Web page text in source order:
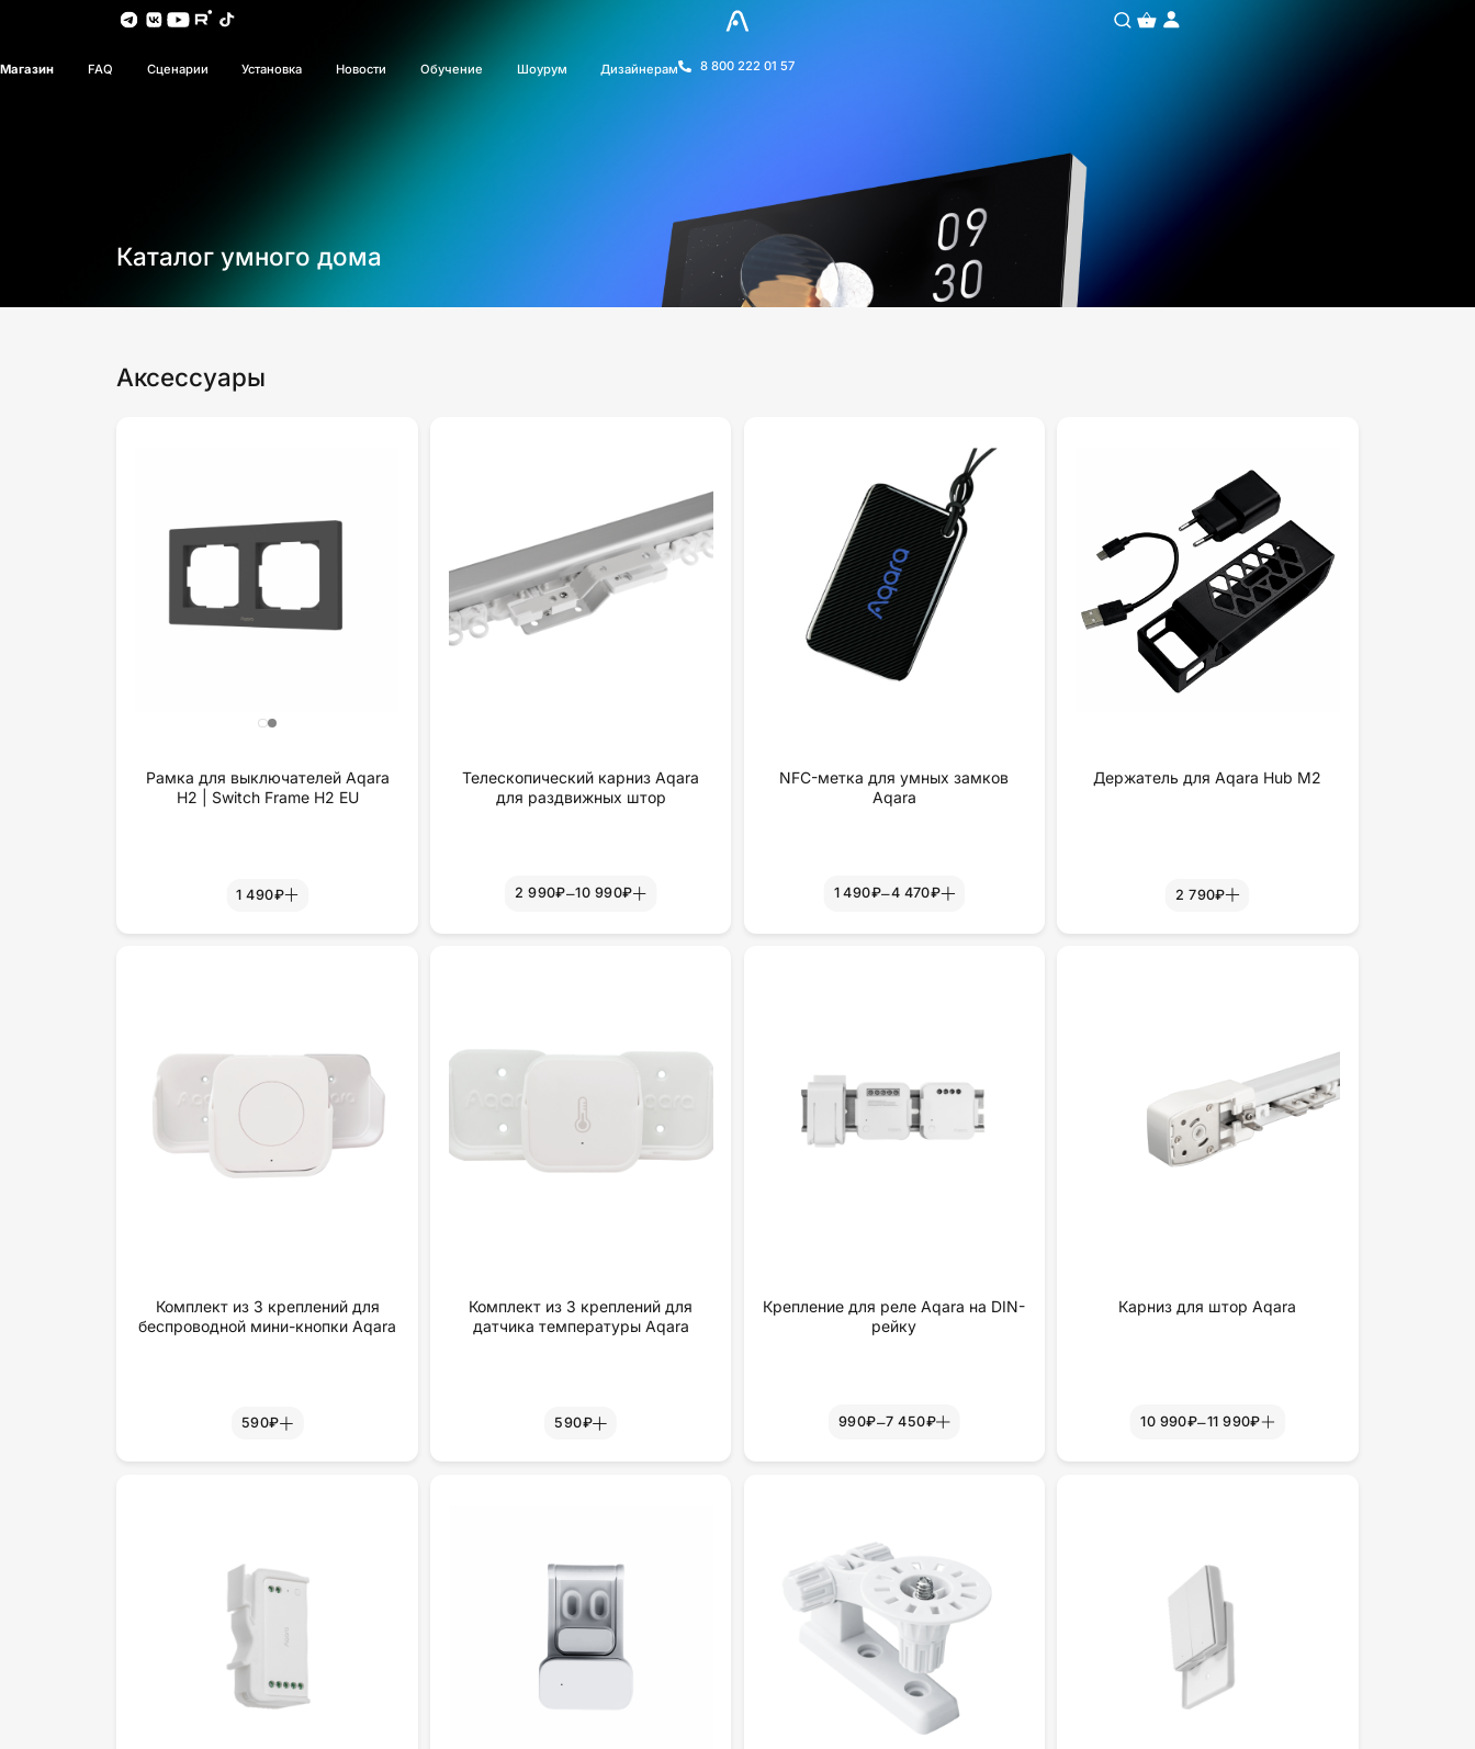
Магазин FAQ Сценарии Установка Новости Обучение Шоурум Дизайнерам 8 800 222 01 57
Каталог умного дома
Аксессуары
Рамка для выключателей Aqara
H2 | Switch Frame H2 EU
1 490₽
Телескопический карниз Aqara
для раздвижных штор
2 990₽–10 990₽
NFC-метка для умных замков
Aqara
1 490₽–4 470₽
Держатель для Aqara Hub M2
2 790₽
Комплект из 3 креплений для
беспроводной мини-кнопки Aqara
590₽
Комплект из 3 креплений для
датчика температуры Aqara
590₽
Крепление для реле Aqara на DIN-
рейку
990₽–7 450₽
Карниз для штор Aqara
10 990₽–11 990₽